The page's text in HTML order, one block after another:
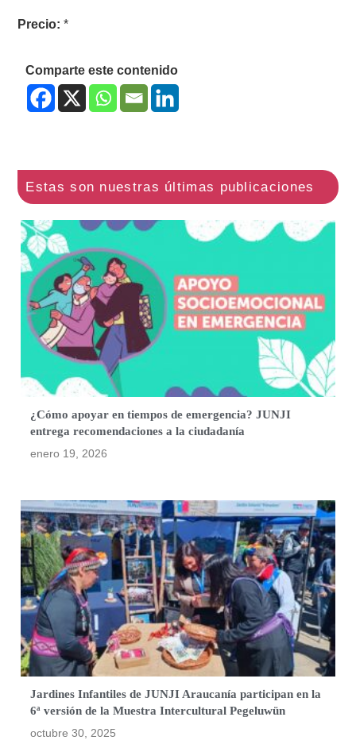
Precio: *
Comparte este contenido
¿Cómo apoyar en tiempos de emergencia? JUNJI
entrega recomendaciones a la ciudadanía
enero 19, 2026
Jardines Infantiles de JUNJI Araucanía participan en la
6ª versión de la Muestra Intercultural Pegeluwün
octubre 30, 2025